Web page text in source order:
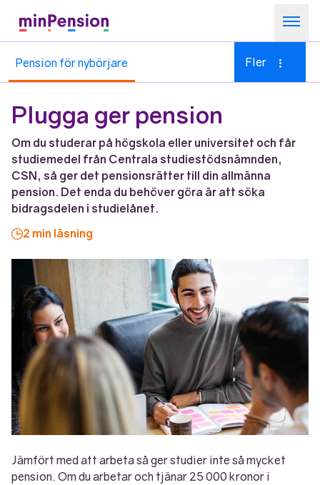
Sök
Pension för nybörjare Fler
Plugga ger pension
Om du studerar på högskola eller universitet och får
studiemedel från Centrala studiestödsnämnden,
CSN, så ger det pensionsrätter till din allmänna
pension. Det enda du behöver göra är att söka
bidragsdelen i studielånet.
2 min läsning
Jämfört med att arbeta så ger studier inte så mycket
pension. Om du arbetar och tjänar 25 000 kronor i